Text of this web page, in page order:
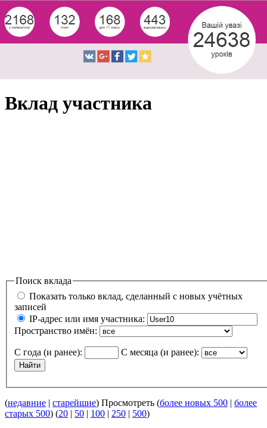
Вклад участника
Поиск вклада
Показать только вклад, сделанный с новых учётных
записей
IP-адрес или имя участника:
Пространство имён:
С года (и ранее): С месяца (и ранее):
(недавние | старейшие) Просмотреть (более новых 500 | более
старых 500) (20 | 50 | 100 | 250 | 500)